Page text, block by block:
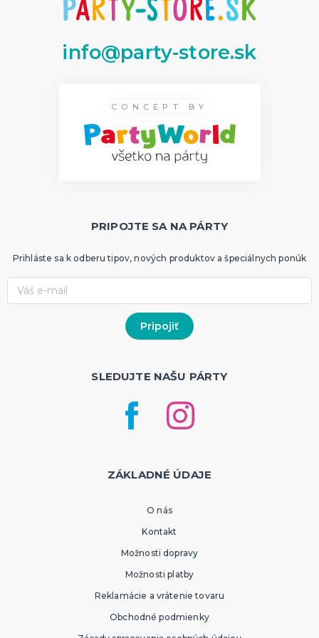
info@party-store.sk
CONCEPT BY
PRIPOJTE SA NA PÁRTY
Prihláste sa k odberu tipov, nových produktov a špeciálnych ponúk
SLEDUJTE NAŠU PÁRTY
ZÁKLADNÉ ÚDAJE
O nás
Kontakt
Možnosti dopravy
Možnosti platby
Reklamácie a vrátenie tovaru
Obchodné podmienky